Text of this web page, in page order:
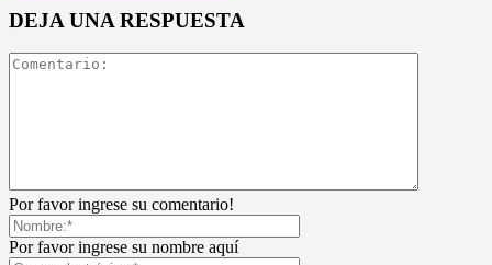
DEJA UNA RESPUESTA
Por favor ingrese su comentario!
Por favor ingrese su nombre aquí